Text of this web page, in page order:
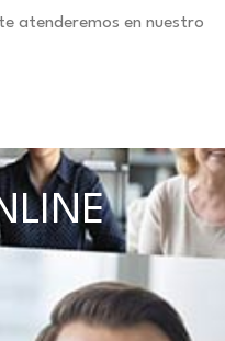
atenderemos en nuestro